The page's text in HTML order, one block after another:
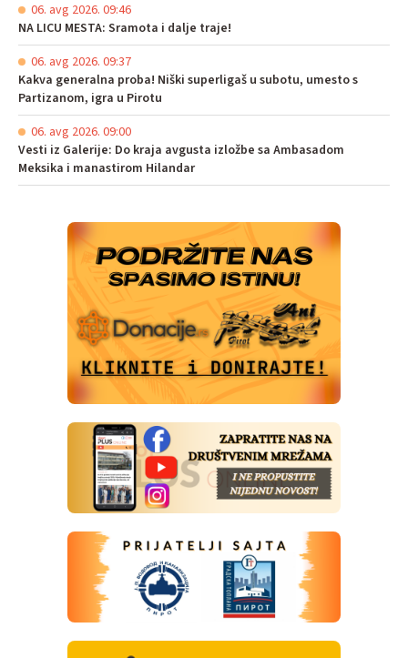
06. avg 2026. 09:46
NA LICU MESTA: Sramota i dalje traje!
06. avg 2026. 09:37
Kakva generalna proba! Niški superligaš u subotu, umesto s
Partizanom, igra u Pirotu
06. avg 2026. 09:00
Vesti iz Galerije: Do kraja avgusta izložbe sa Ambasadom
Meksika i manastirom Hilandar